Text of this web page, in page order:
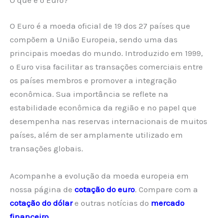
O Euro é a moeda oficial de 19 dos 27 países que
compõem a União Europeia, sendo uma das
principais moedas do mundo. Introduzido em 1999,
o Euro visa facilitar as transações comerciais entre
os países membros e promover a integração
econômica. Sua importância se reflete na
estabilidade econômica da região e no papel que
desempenha nas reservas internacionais de muitos
países, além de ser amplamente utilizado em
transações globais.
Acompanhe a evolução da moeda europeia em
nossa página de cotação do euro. Compare com a
cotação do dólare outras notícias do mercado